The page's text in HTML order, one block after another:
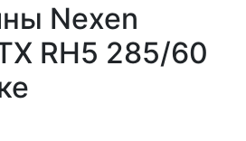
Nexen
RH5 285/60